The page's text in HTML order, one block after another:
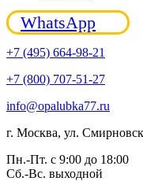
WhatsApp
+7 (495) 664-98-21
+7 (800) 707-51-27
info@opalubka77.ru
г. Москва, ул.
Пн.-Пт. с 9:00 до 18:00
Сб.-Вс. выходной